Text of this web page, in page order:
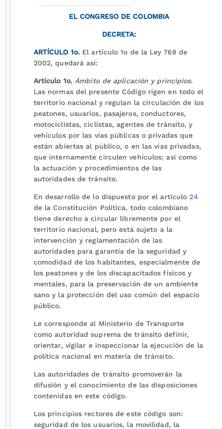
EL CONGRESO DE COLOMBIA
DECRETA:
ARTÍCULO 1o. El artículo 1o de la Ley 769 de
2002, quedará así:
Artículo 1o. Ámbito de aplicación y principios.
Las normas del presente Código rigen en todo el
territorio nacional y regulan la circulación de los
peatones, usuarios, pasajeros, conductores,
motociclistas, ciclistas, agentes de tránsito, y
vehículos por las vías públicas o privadas que
están abiertas al público, o en las vías privadas,
que internamente circulen vehículos; así como
la actuación y procedimientos de las
autoridades de tránsito.
En desarrollo de lo dispuesto por el artículo24
de la Constitución Política, todo colombiano
tiene derecho a circular libremente por el
territorio nacional, pero está sujeto a la
intervención y reglamentación de las
autoridades para garantía de la seguridad y
comodidad de los habitantes, especialmente de
los peatones y de los discapacitados físicos y
mentales, para la preservación de un ambiente
sano y la protección del uso común del espacio
público.
Le corresponde al Ministerio de Transporte
como autoridad suprema de tránsito definir,
orientar, vigilar e inspeccionar la ejecución de la
política nacional en materia de tránsito.
Las autoridades de tránsito promoverán la
difusión y el conocimiento de las disposiciones
contenidas en este código.
Los principios rectores de este código son:
seguridad de los usuarios, la movilidad, la